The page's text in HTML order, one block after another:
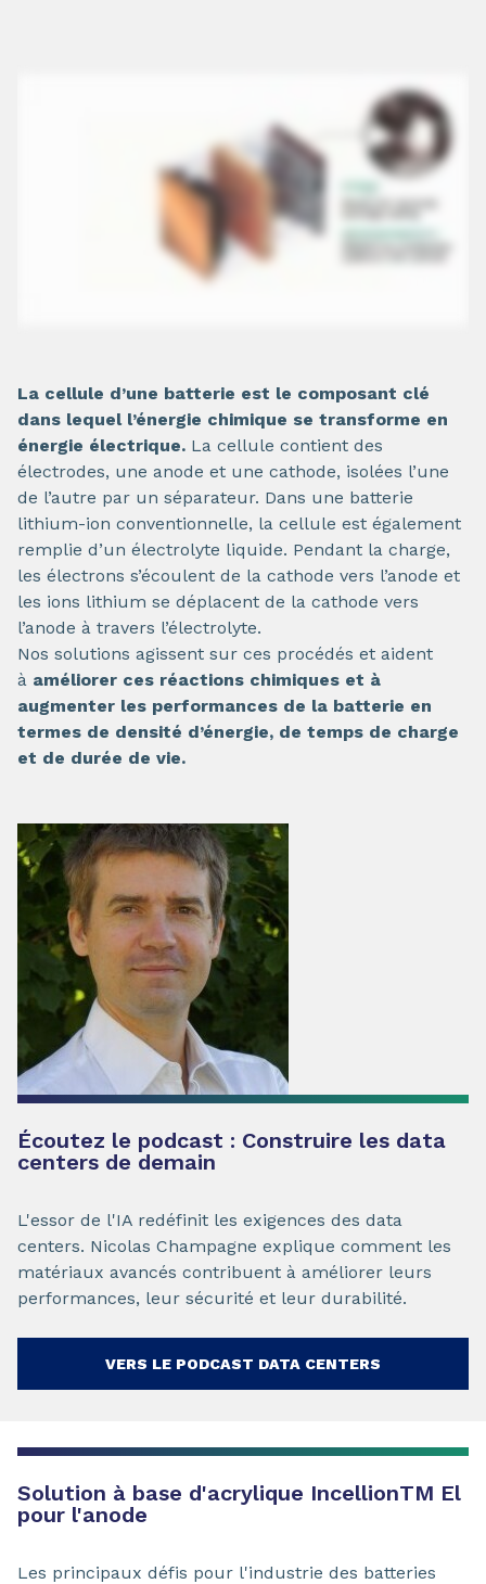
La cellule d’une batterie est le composant clé
dans lequel l’énergie chimique se transforme en
énergie électrique. La cellule contient des
électrodes, une anode et une cathode, isolées l’une
de l’autre par un séparateur. Dans une batterie
lithium-ion conventionnelle, la cellule est également
remplie d’un électrolyte liquide. Pendant la charge,
les électrons s’écoulent de la cathode vers l’anode et
les ions lithium se déplacent de la cathode vers
l’anode à travers l’électrolyte.
Nos solutions agissent sur ces procédés et aident
à améliorer ces réactions chimiques et à
augmenter les performances de la batterie en
termes de densité d’énergie, de temps de charge
et de durée de vie.
Écoutez le podcast : Construire les data
centers de demain
L'essor de l'IA redéfinit les exigences des data
centers. Nicolas Champagne explique comment les
matériaux avancés contribuent à améliorer leurs
performances, leur sécurité et leur durabilité.
VERS LE PODCAST DATA CENTERS
Solution à base d'acrylique IncellionTM El
pour l'anode
Les principaux défis pour l'industrie des batteries